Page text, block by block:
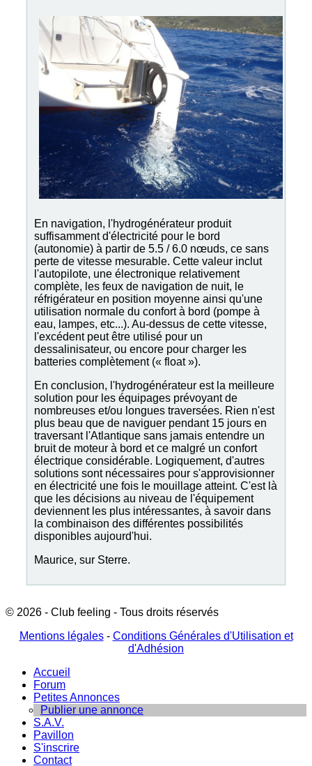
En navigation, l'hydrogénérateur produit
suffisamment d'électricité pour le bord
(autonomie) à partir de 5.5 / 6.0 nœuds, ce sans
perte de vitesse mesurable. Cette valeur inclut
l'autopilote, une électronique relativement
complète, les feux de navigation de nuit, le
réfrigérateur en position moyenne ainsi qu'une
utilisation normale du confort à bord (pompe à
eau, lampes, etc...). Au-dessus de cette vitesse,
l'excédent peut être utilisé pour un
dessalinisateur, ou encore pour charger les
batteries complètement (« float »).
En conclusion, l'hydrogénérateur est la meilleure
solution pour les équipages prévoyant de
nombreuses et/ou longues traversées. Rien n'est
plus beau que de naviguer pendant 15 jours en
traversant l'Atlantique sans jamais entendre un
bruit de moteur à bord et ce malgré un confort
électrique considérable. Logiquement, d'autres
solutions sont nécessaires pour s'approvisionner
en électricité une fois le mouillage atteint. C'est là
que les décisions au niveau de l'équipement
deviennent les plus intéressantes, à savoir dans
la combinaison des différentes possibilités
disponibles aujourd'hui.
Maurice, sur Sterre.
© 2026 - Club feeling - Tous droits réservés
Mentions légales- Conditions Générales d'Utilisation et
d'Adhésion
Accueil
Forum
Petites Annonces
Publier une annonce
S.A.V.
Pavillon
S'inscrire
Contact